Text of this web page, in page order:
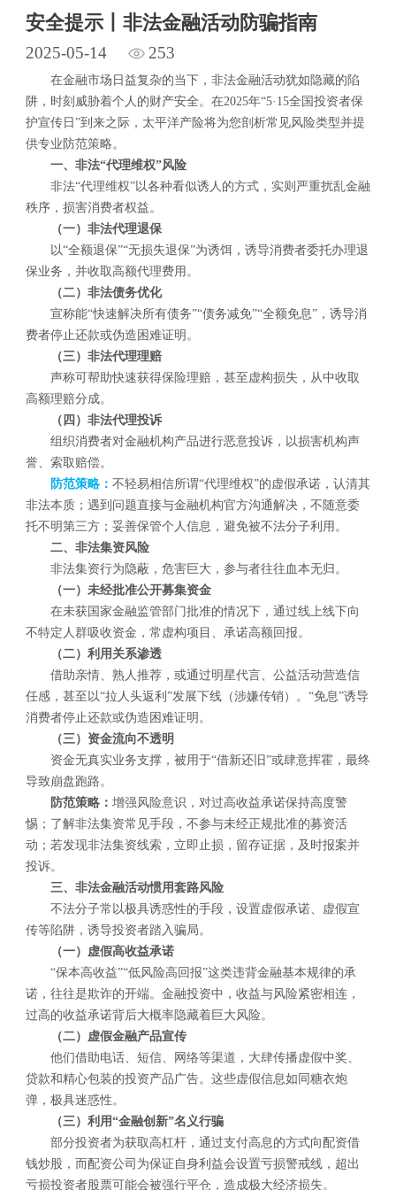
安全提示丨非法金融活动防骗指南
2025-05-14 253
在金融市场日益复杂的当下，非法金融活动犹如隐藏的陷
阱，时刻威胁着个人的财产安全。在2025年“5·15全国投资者保
护宣传日”到来之际，太平洋产险将为您剖析常见风险类型并提
供专业防范策略。
一、非法“代理维权”风险
非法“代理维权”以各种看似诱人的方式，实则严重扰乱金融
秩序，损害消费者权益。
（一）非法代理退保
以“全额退保”“无损失退保”为诱饵，诱导消费者委托办理退
保业务，并收取高额代理费用。
（二）非法债务优化
宣称能“快速解决所有债务”“债务减免”“全额免息”，诱导消
费者停止还款或伪造困难证明。
（三）非法代理理赔
声称可帮助快速获得保险理赔，甚至虚构损失，从中收取
高额理赔分成。
（四）非法代理投诉
组织消费者对金融机构产品进行恶意投诉，以损害机构声
誉、索取赔偿。
防范策略： 不轻易相信所谓“代理维权”的虚假承诺，认清其
非法本质；遇到问题直接与金融机构官方沟通解决，不随意委
托不明第三方；妥善保管个人信息，避免被不法分子利用。
二、非法集资风险
非法集资行为隐蔽，危害巨大，参与者往往血本无归。
（一）未经批准公开募集资金
在未获国家金融监管部门批准的情况下，通过线上线下向
不特定人群吸收资金，常虚构项目、承诺高额回报。
（二）利用关系渗透
借助亲情、熟人推荐，或通过明星代言、公益活动营造信
任感，甚至以“拉人头返利”发展下线（涉嫌传销）。“免息”诱导
消费者停止还款或伪造困难证明。
（三）资金流向不透明
资金无真实业务支撑，被用于“借新还旧”或肆意挥霍，最终
导致崩盘跑路。
防范策略： 增强风险意识，对过高收益承诺保持高度警
惕；了解非法集资常见手段，不参与未经正规批准的募资活
动；若发现非法集资线索，立即止损，留存证据，及时报案并
投诉。
三、非法金融活动惯用套路风险
不法分子常以极具诱惑性的手段，设置虚假承诺、虚假宣
传等陷阱，诱导投资者踏入骗局。
（一）虚假高收益承诺
“保本高收益”“低风险高回报”这类违背金融基本规律的承
诺，往往是欺诈的开端。金融投资中，收益与风险紧密相连，
过高的收益承诺背后大概率隐藏着巨大风险。
（二）虚假金融产品宣传
他们借助电话、短信、网络等渠道，大肆传播虚假中奖、
贷款和精心包装的投资产品广告。这些虚假信息如同糖衣炮
弹，极具迷惑性。
（三）利用“金融创新”名义行骗
部分投资者为获取高杠杆，通过支付高息的方式向配资借
钱炒股，而配资公司为保证自身利益会设置亏损警戒线，超出
亏损投资者股票可能会被强行平仓，造成极大经济损失。